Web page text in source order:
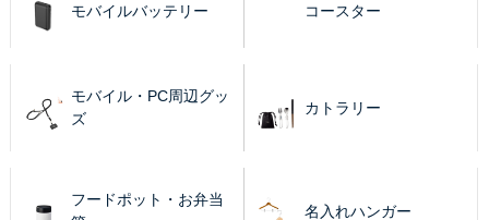
モバイルバッテリー コースター
モバイル・PC周辺グッ
ズ
カトラリー
フードポット・お弁当
名入れハンガー